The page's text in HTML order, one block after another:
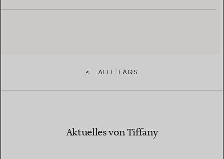
< ALLE FAQS
Aktuelles von Tiffany